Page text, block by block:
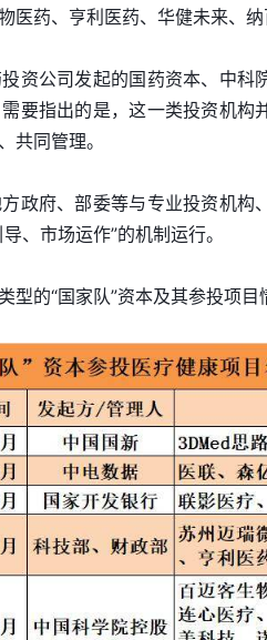
医药、亨利医药、华健未来、纳
资公司发起的国药资本、中科
要指出的是，这一类投资机构
共同管理。
政府、部委等与专业投资机构
、市场运作”的机制运行。
的“国家队”资本及其参投项目